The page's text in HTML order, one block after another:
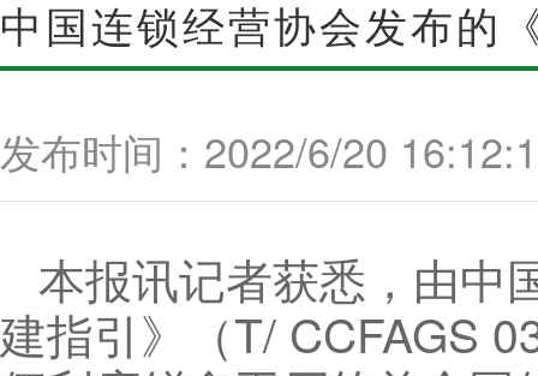
中国连锁经营协会发布的
发布时间：2022/6/20
本报讯记者获悉，由中
建指引》（T/ CCFAGS